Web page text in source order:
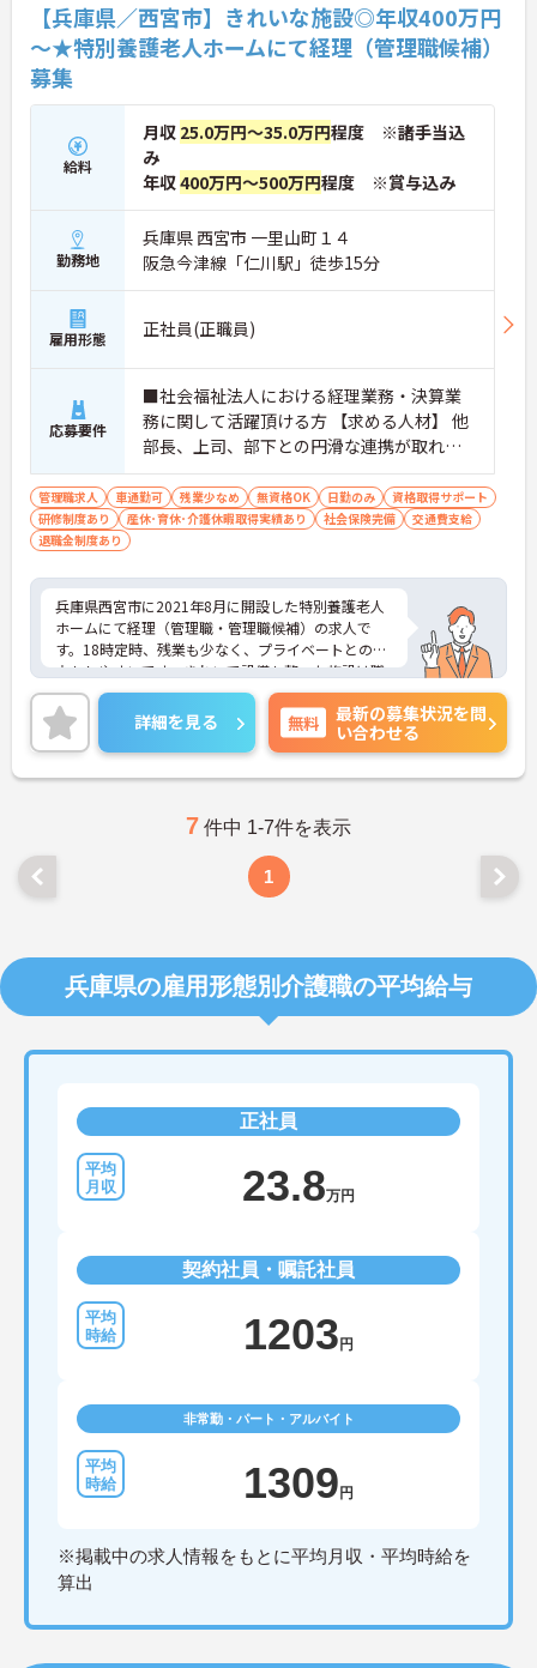
【兵庫県／西宮市】きれいな施設◎年収400万円
～★特別養護老人ホームにて経理（管理職候補）
募集
給料
月収 25.0万円～35.0万円程度 ※諸手当込
み
年収400万円～500万円程度 ※賞与込み
勤務地
兵庫県 西宮市 一里山町１４
阪急今津線「仁川駅」徒歩15分
雇用形態 正社員(正職員)
応募要件
■社会福祉法人における経理業務・決算業
務に関して活躍頂ける方 【求める人材】 他
部長、上司、部下との円滑な連携が取れる
コミュニケーション能力の高い方
管理職求人 車通勤可 残業少なめ 無資格OK 日勤のみ
資格取得サポート
研修制度あり
産休･育休･介護休暇取得実績あり 社会保険完備
交通費支給
退職金制度あり
兵庫県西宮市に2021年8月に開設した特別養護老人
ホームにて経理（管理職・管理職候補）の求人で
す。18時定時、残業も少なく、プライベートとの両
立もしやすいです。きれいで設備も整った施設は職
員にとっても過ごしやすい環境です。今までのご経
験を活かしてキャリアアップしませんか？
ご興味ある方には、面接対策ポイントなど、さらに
詳細をお話しいたしますのでお気軽にご相談くださ
い！
詳細を見る 無料
最新の募集状況を問
い合わせる
7 件中 1-7件を表示
1
兵庫県の雇用形態別介護職の平均給与
正社員
23.8万円
契約社員・嘱託社員
1203 円
非常勤・パート・アルバイト
1309 円
※掲載中の求人情報をもとに平均月収・平均時給を
算出